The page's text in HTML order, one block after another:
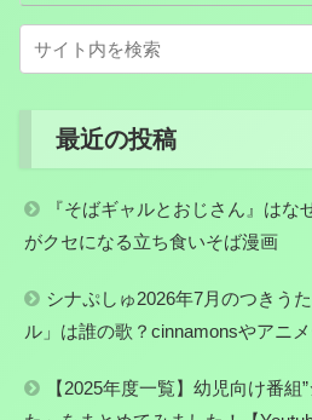
最近の投稿
『そばギャルとおじさん』は
がクセになる立ち食いそば漫画
シナぷしゅ2026年7月のつきう
ル」は誰の歌？cinnamonsやアニ
【2025年度一覧】幼児向け番組